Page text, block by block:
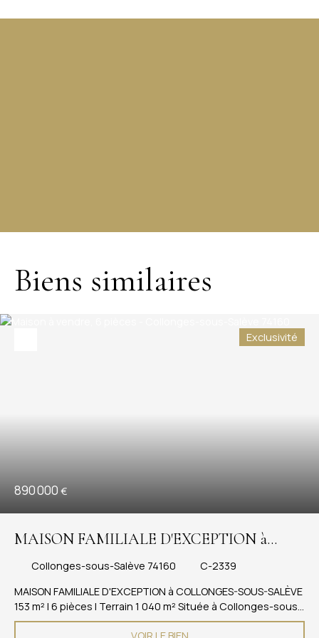
Biens similaires
890 000 €
Exclusivité
MAISON FAMILIALE D'EXCEPTION à
COLLONGES-SOUS-SALÈVE 153 m²
Collonges-sous-Salève 74160
C-2339
MAISON FAMILIALE D'EXCEPTION à COLLONGES-SOUS-SALÈVE
153 m² | 6 pièces | Terrain 1 040 m² Située à Collonges-sous-
Salève, cette belle maison familiale vous séduira dès le